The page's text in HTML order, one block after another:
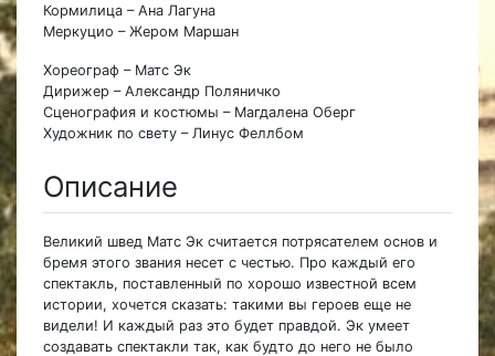
Кормилица – Ана Лагуна
Меркуцио – Жером Маршан
Хореограф – Матс Эк
Дирижер – Александр Поляничко
Сценография и костюмы – Магдалена Оберг
Художник по свету – Линус Феллбом
Описание
Великий швед Матс Эк считается потрясателем основ и
бремя этого звания несет с честью. Про каждый его
спектакль, поставленный по хорошо известной всем
истории, хочется сказать: такими вы героев еще не
видели! И каждый раз это будет правдой. Эк умеет
создавать спектакли так, как будто до него не было